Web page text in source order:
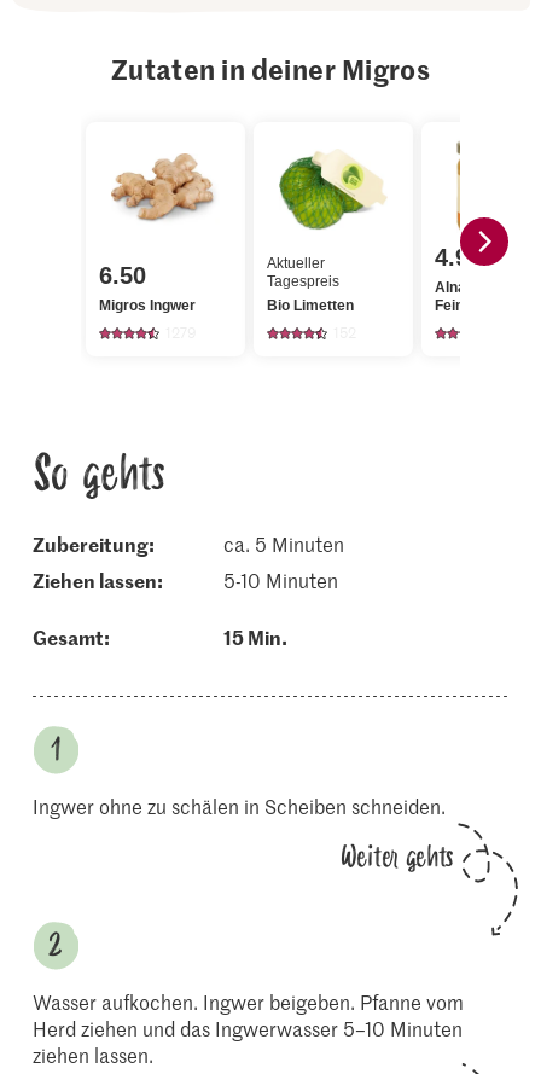
Zutaten in deiner Migros
6.50
Migros Ingwer
Aktueller
Tagespreis
Bio Limetten
4.95
Alnatura Bio
Feine Blüte
So gehts
Zubereitung:
ca. 5 Minuten
ziehen lassen:
5-10 Minuten
Gesamt: 15 Min.
Ingwer ohne zu schälen in Scheiben schneiden.
Weiter gehts
Wasser aufkochen. Ingwer beigeben. Pfanne vom
Herd ziehen und das Ingwerwasser 5–10 Minuten
ziehen lassen.